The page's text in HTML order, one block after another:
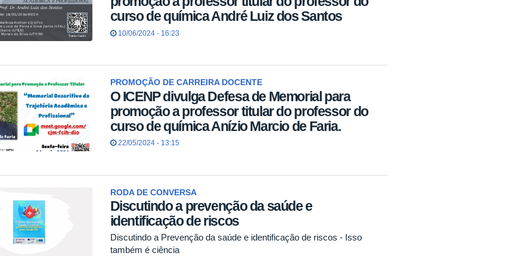
curso de química André Luiz dos Santos
10/06/2024 - 16:23
PROMOÇÃO DE CARREIRA DOCENTE
O ICENP divulga Defesa de Memorial para
promoção a professor titular do professor do
curso de química Anízio Marcio de Faria.
22/05/2024 - 13:15
RODA DE CONVERSA
Discutindo a prevenção da saúde e
identificação de riscos
Discutindo a Prevenção da saúde e identificação de riscos - Isso
também é ciência